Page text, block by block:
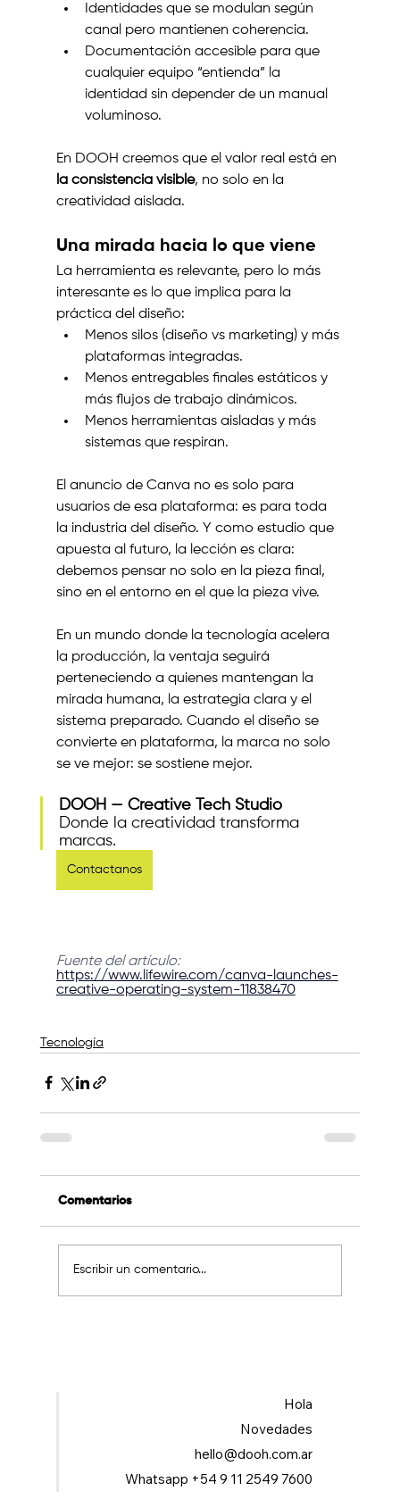
Identidades que se modulan según
canal pero mantienen coherencia.
Documentación accesible para que
cualquier equipo “entienda” la
identidad sin depender de un manual
voluminoso.
En DOOH creemos que el valor real está en
la consistencia visible, no solo en la
creatividad aislada.
Una mirada hacia lo que viene
La herramienta es relevante, pero lo más
interesante es lo que implica para la
práctica del diseño:
Menos silos (diseño vs marketing) y más
plataformas integradas.
Menos entregables finales estáticos y
más flujos de trabajo dinámicos.
Menos herramientas aisladas y más
sistemas que respiran.
El anuncio de Canva no es solo para
usuarios de esa plataforma: es para toda
la industria del diseño. Y como estudio que
apuesta al futuro, la lección es clara:
debemos pensar no solo en la pieza final,
sino en el entorno en el que la pieza vive.
En un mundo donde la tecnología acelera
la producción, la ventaja seguirá
perteneciendo a quienes mantengan la
mirada humana, la estrategia clara y el
sistema preparado. Cuando el diseño se
convierte en plataforma, la marca no solo
se ve mejor: se sostiene mejor.
DOOH — Creative Tech Studio
Donde la creatividad transforma
marcas.
Contactanos
Fuente del artículo:
https://www.lifewire.com/canva-launches-
creative-operating-system-11838470
Tecnología
Comentarios
Escribir un comentario...
Hola
Novedades
hello@dooh.com.ar
Whatsapp +54 9 11 2549 7600